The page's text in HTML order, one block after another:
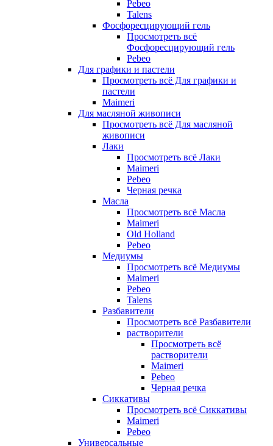
Pebeo
Talens
Фосфоресцирующий гель
Просмотреть всё
Фосфоресцирующий гель
Pebeo
Для графики и пастели
Просмотреть всё Для графики и
пастели
Maimeri
Для масляной живописи
Просмотреть всё Для масляной
живописи
Лаки
Просмотреть всё Лаки
Maimeri
Pebeo
Черная речка
Масла
Просмотреть всё Масла
Maimeri
Old Holland
Pebeo
Медиумы
Просмотреть всё Медиумы
Maimeri
Pebeo
Talens
Разбавители
Просмотреть всё Разбавители
растворители
Просмотреть всё
растворители
Maimeri
Pebeo
Черная речка
Сиккативы
Просмотреть всё Сиккативы
Maimeri
Pebeo
Универсальные